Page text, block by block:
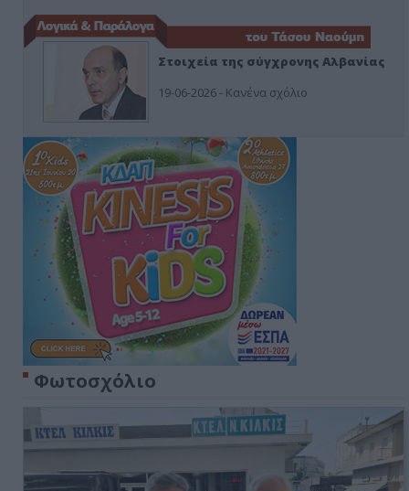
Στοιχεία της σύγχρονης Αλβανίας
19-06-2026 - Κανένα σχόλιο
Φωτοσχόλιο